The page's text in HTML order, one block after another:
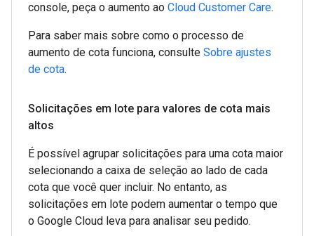
console, peça o aumento ao Cloud Customer Care.
Para saber mais sobre como o processo de
aumento de cota funciona, consulte Sobre ajustes
de cota.
Solicitações em lote para valores de cota mais
altos
É possível agrupar solicitações para uma cota maior
selecionando a caixa de seleção ao lado de cada
cota que você quer incluir. No entanto, as
solicitações em lote podem aumentar o tempo que
o Google Cloud leva para analisar seu pedido.